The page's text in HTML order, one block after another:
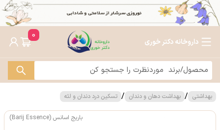
داروخانه دکتر خوری
0
بهداشتی / بهداشت دهان و دندان / تسکین درد دندان و لثه
باریج اسانس (Barij Essence)